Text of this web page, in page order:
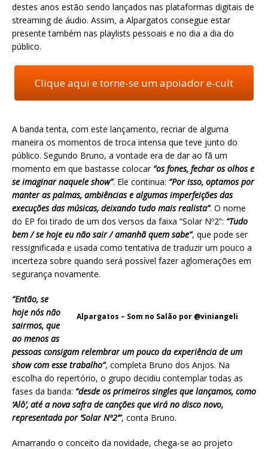
destes anos estão sendo lançados nas plataformas digitais de
streaming de áudio. Assim, a Alpargatos consegue estar
presente também nas playlists pessoais e no dia a dia do
público.
Clique aqui e torne-se um apoiador e-cult
A banda tenta, com este lançamento, recriar de alguma
maneira os momentos de troca intensa que teve junto do
público. Segundo Bruno, a vontade era de dar ao fã um
momento em que bastasse colocar “os fones, fechar os olhos e
se imaginar naquele show”. Ele continua: “Por isso, optamos por
manter as palmas, ambiências e algumas imperfeições das
execuções das músicas, deixando tudo mais realista”. O nome
do EP foi tirado de um dos versos da faixa “Solar Nº2”: “Tudo
bem / se hoje eu não sair / amanhã quem sabe”, que pode ser
ressignificada e usada como tentativa de traduzir um pouco a
incerteza sobre quando será possível fazer aglomerações em
segurança novamente.
Alpargatos – Som no Salão por @viniangeli
“Então, se
hoje nós não
sairmos, que
ao menos as
pessoas consigam relembrar um pouco da experiência de um
show com esse trabalho”, completa Bruno dos Anjos. Na
escolha do repertório, o grupo decidiu contemplar todas as
fases da banda: “desde os primeiros singles que lançamos, como
‘Alô’, até a nova safra de canções que virá no disco novo,
representada por ‘Solar Nº2’”, conta Bruno.
Amarrando o conceito da novidade, chega-se ao projeto